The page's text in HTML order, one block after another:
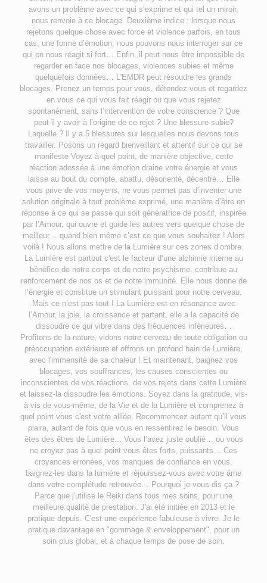
avons un problème avec ce qui s’exprime et qui tel un miroir,
nous renvoie à ce blocage. Deuxième indice : lorsque nous
rejetons quelque chose avec force et violence parfois, en tous
cas, une forme d’émotion, nous pouvons nous interroger sur ce
qui en nous réagit si fort… Enfin, il peut nous être impossible de
regarder en face nos blocages, violences subies et même
quelquefois données… L'EMDR peut résoudre les grands
blocages. Prenez un temps pour vous, détendez-vous et regardez
en vous ce qui vous fait réagir ou que vous rejetez
spontanément, sans l’intervention de votre conscience ? Que
peut-il y avoir à l’origine de ce rejet ? Une blessure subie?
Laquelle ? Il y a 5 blessures sur lesquelles nous devons tous
travailler. Posons un regard bienveillant et attentif sur ce qui se
manifeste Voyez à quel point, de manière objective, cette
réaction adossée à une émotion draine votre énergie et vous
laisse au bout du compte, abattu, désorienté, décentré… Elle
vous prive de vos moyens, ne vous permet pas d’inventer une
solution originale à tout problème exprimé, une manière d’être en
réponse à ce qui se passe qui soit génératrice de positif, inspirée
par l’Amour, qui ouvre et guide les autres vers quelque chose de
meilleur… quand bien même c’est ce que vous souhaitez ! Alors
voilà ! Nous allons mettre de la Lumière sur ces zones d’ombre.
La Lumière est partout c'est le facteur d’une alchimie interne au
bénéfice de notre corps et de notre psychisme, contribue au
renforcement de nos os et de notre immunité. Elle nous donne de
l’énergie et constitue un stimulant puissant pour notre cerveau.
Mais ce n’est pas tout ! La Lumière est en résonance avec
l’Amour, la joie, la croissance et partant, elle a la capacité de
dissoudre ce qui vibre dans des fréquences inférieures…
Profitons de la nature, vidons notre cerveau de toute obligation ou
préoccupation extérieure et offrons un profond bain de Lumière,
avec l'immensité de sa chaleur ! Et maintenant, baignez vos
blocages, vos souffrances, les causes conscientes ou
inconscientes de vos réactions, de vos rejets dans cette Lumière
et laissez-la dissoudre les émotions. Soyez dans la gratitude, vis-
à vis de vous-même, de la Vie et de la Lumière et comprenez à
quel point vous c'est votre alliée. Recommencez autant qu’il vous
plaira, autant de fois que vous en ressentirez le besoin. Vous
êtes des êtres de Lumière... Vous l’avez juste oublié… ou vous
ne croyez pas à quel point vous êtes forts, puissants… Ces
croyances erronées, vos manques de confiance en vous,
baignez-les dans la lumière et réjouissez-vous avec votre âme
dans votre complétude retrouvée… Pourquoi je vous dis ça ?
Parce que j'utilise le Reiki dans tous mes soins, pour une
meilleure qualité de prestation. J'ai été initiée en 2013 et le
pratique depuis. C'est une expérience fabuleuse à vivre. Je le
pratique davantage en "gommage & enveloppement", pour un
soin plus global, et à chaque temps de pose de soin.